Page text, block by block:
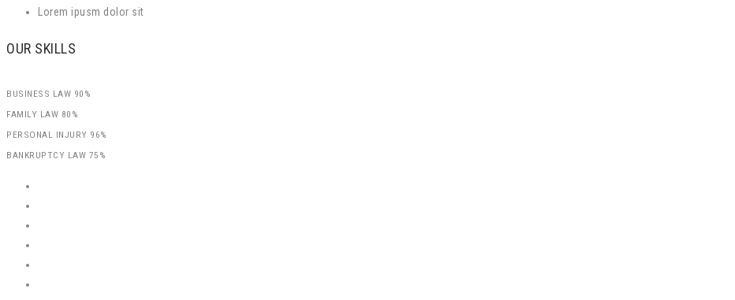
Lorem ipusm dolor sit
OUR SKILLS
BUSINESS LAW 90%
FAMILY LAW 80%
PERSONAL INJURY 96%
BANKRUPTCY LAW 75%